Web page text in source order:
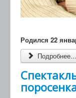
Родился 22
Подробнее...